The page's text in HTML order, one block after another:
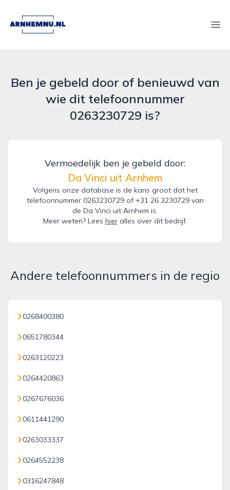
arnhemnu.nl
Ben je gebeld door of benieuwd van
wie dit telefoonnummer
0263230729 is?
Vermoedelijk ben je gebeld door:
Da Vinci uit Arnhem
Volgens onze database is de kans groot dat het
telefoonnummer 0263230729 of +31 26 3230729 van
de Da Vinci uit Arnhem is.
Meer weten? Lees hieralles over dit bedrijf.
Andere telefoonnummers in de regio
0268400380
0651780344
0263120223
0264420863
0267676036
0611441290
0263033337
0264552238
0316247848